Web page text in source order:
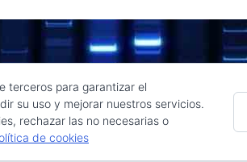
p
Raúl de la Puente - Derechos
terceros para garantizar el
su uso y mejorar nuestros servicios.
rechazar las no necesarias o
de cookies